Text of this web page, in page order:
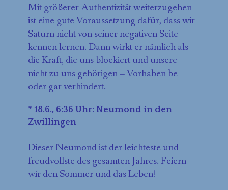
Mit größerer Authentizität weiterzugehen
ist eine gute Voraussetzung dafür, dass wir
Saturn nicht von seiner negativen Seite
kennen lernen. Dann wirkt er nämlich als
die Kraft, die uns blockiert und unsere –
nicht zu uns gehörigen – Vorhaben be-
oder gar verhindert.
* 18.6., 6:36 Uhr: Neumond in den
Zwillingen
Dieser Neumond ist der leichteste und
freudvollste des gesamten Jahres. Feiern
wir den Sommer und das Leben!